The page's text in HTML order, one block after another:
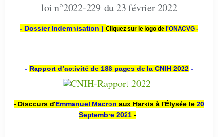
loi n°2022-229 du 23 février 2022
- Dossier Indemnisation ) Cliquez sur le logo de l'ONACVG -
- Rapport d’activité de 186 pages de la CNIH 2022 -
- Discours d'Emmanuel Macron aux Harkis à l'Élysée le 20
Septembre 2021 -